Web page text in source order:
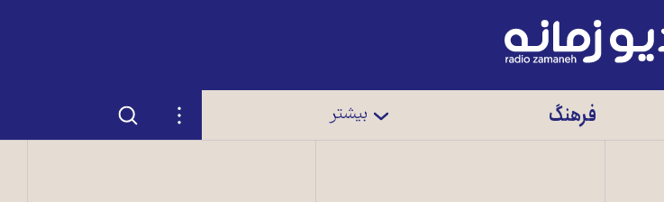
فرهنگ بیشتر تنظیمات جستجو